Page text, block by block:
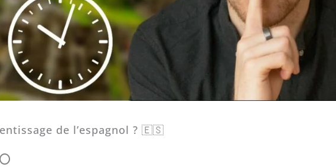
de l’espagnol ? 🇪🇸